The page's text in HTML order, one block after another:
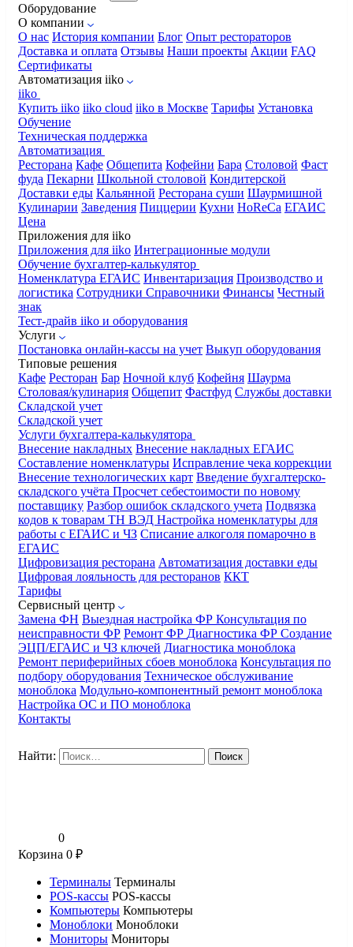
Оборудование
О компании
О нас История компании Блог Опыт рестораторов
Доставка и оплата Отзывы Наши проекты Акции FAQ
Сертификаты
Автоматизация iiko
iiko
Купить iiko iiko cloud iiko в Москве Тарифы Установка
Обучение
Техническая поддержка
Автоматизация
Ресторана Кафе Общепита Кофейни Бара Столовой Фаст
фуда Пекарни Школьной столовой Кондитерской
Доставки еды Кальянной Ресторана суши Шаурмишной
Кулинарии Заведения Пиццерии Кухни HoReCa ЕГАИС
Цена
Приложения для iiko
Приложения для iiko Интеграционные модули
Обучение бухгалтер-калькулятор
Номенклатура ЕГАИС Инвентаризация Производство и
логистика Сотрудники Справочники Финансы Честный
знак
Тест-драйв iiko и оборудования
Услуги
Постановка онлайн-кассы на учет Выкуп оборудования
Типовые решения
Кафе Ресторан Бар Ночной клуб Кофейня Шаурма
Столовая/кулинария Общепит Фастфуд Службы доставки
Складской учет
Складской учет
Услуги бухгалтера-калькулятора
Внесение накладных Внесение накладных ЕГАИС
Составление номенклатуры Исправление чека коррекции
Внесение технологических карт Введение бухгалтерско-
складского учёта Просчет себестоимости по новому
поставщику Разбор ошибок складского учета Подвязка
кодов к товарам ТН ВЭД Настройка номенклатуры для
работы с ЕГАИС и ЧЗ Списание алкоголя помарочно в
ЕГАИС
Цифровизация ресторана Автоматизация доставки еды
Цифровая лояльность для ресторанов ККТ
Тарифы
Сервисный центр
Замена ФН Выездная настройка ФР Консультация по
неисправности ФР Ремонт ФР Диагностика ФР Создание
ЭЦП/ЕГАИС и ЧЗ ключей Диагностика моноблока
Ремонт периферийных сбоев моноблока Консультация по
подбору оборудования Техническое обслуживание
моноблока Модульно-компонентный ремонт моноблока
Настройка ОС и ПО моноблока
Контакты
Найти:
0
Корзина 0 ₽
Терминалы Терминалы
POS-кассы POS-кассы
Компьютеры Компьютеры
Моноблоки Моноблоки
Мониторы Мониторы